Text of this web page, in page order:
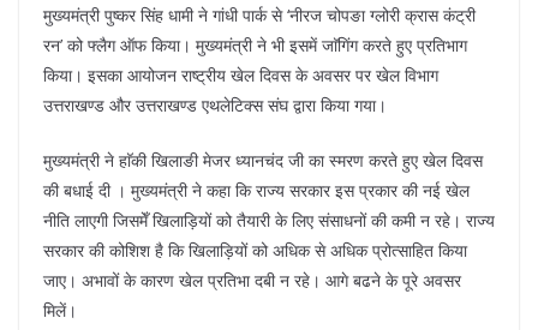
c
e
b
o
o
k
at
s
A
p
p
er
e
st
e
gr
a
m
k
e
dI
n
ar
e
मुख्यमंत्री पुष्कर सिंह धामी ने गांधी पार्क से ‘नीरज चोपङा ग्लोरी क्रास कंट्री
रन’ को फ्लैग ऑफ किया। मुख्यमंत्री ने भी इसमें जाॅगिंग करते हुए प्रतिभाग
किया। इसका आयोजन राष्ट्रीय खेल दिवस के अवसर पर खेल विभाग
उत्तराखण्ड और उत्तराखण्ड एथलेटिक्स संघ द्वारा किया गया।
मुख्यमंत्री ने हाॅकी खिलाङी मेजर ध्यानचंद जी का स्मरण करते हुए खेल दिवस
की बधाई दी । मुख्यमंत्री ने कहा कि राज्य सरकार इस प्रकार की नई खेल
नीति लाएगी जिसमेँ खिलाड़ियों को तैयारी के लिए संसाधनों की कमी न रहे। राज्य
सरकार की कोशिश है कि खिलाड़ियों को अधिक से अधिक प्रोत्साहित किया
जाए। अभावों के कारण खेल प्रतिभा दबी न रहे। आगे बढने के पूरे अवसर
मिलें।